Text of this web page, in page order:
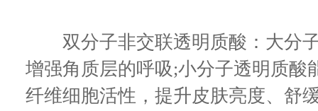
双分子非交联透明质酸：大分子
增强角质层的呼吸;小分子透明质酸
纤维细胞活性，提升皮肤亮度、舒